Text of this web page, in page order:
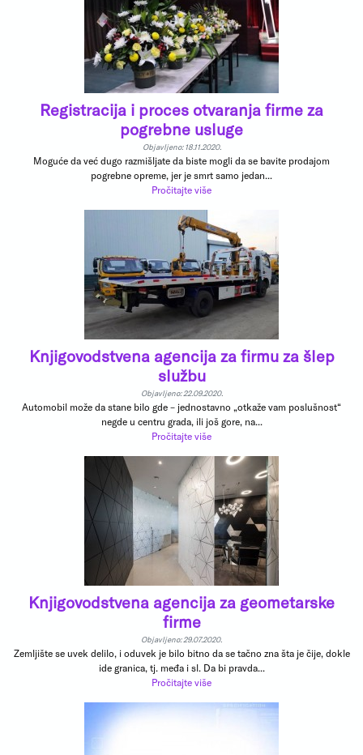
Registracija i proces otvaranja firme za
pogrebne usluge
Objavljeno: 18.11.2020.
Moguće da već dugo razmišljate da biste mogli da se bavite prodajom
pogrebne opreme, jer je smrt samo jedan...
Pročitajte više
Knjigovodstvena agencija za firmu za šlep
službu
Objavljeno: 22.09.2020.
Automobil može da stane bilo gde – jednostavno „otkaže vam poslušnost“
negde u centru grada, ili još gore, na...
Pročitajte više
Knjigovodstvena agencija za geometarske
firme
Objavljeno: 29.07.2020.
Zemljište se uvek delilo, i oduvek je bilo bitno da se tačno zna šta je čije, dokle
ide granica, tj. međa i sl. Da bi pravda...
Pročitajte više